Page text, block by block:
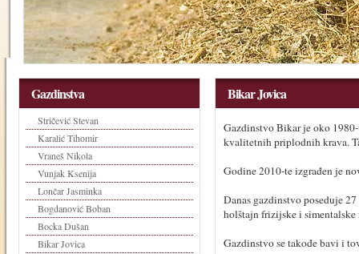
Gazdinstva
Stričević Stevan
Karalić Tihomir
Vraneš Nikola
Vunjak Ksenija
Lončar Jasminka
Bogdanović Boban
Bocka Dušan
Bikar Jovica
Bikar Jovica
Gazdinstvo Bikar je oko
kvalitetnih priplodnih krava.
Godine 2010-te izgrađen je
Danas gazdinstvo poseduje
holštajn frizijske i simentalske
Gazdinstvo se takođe bavi i